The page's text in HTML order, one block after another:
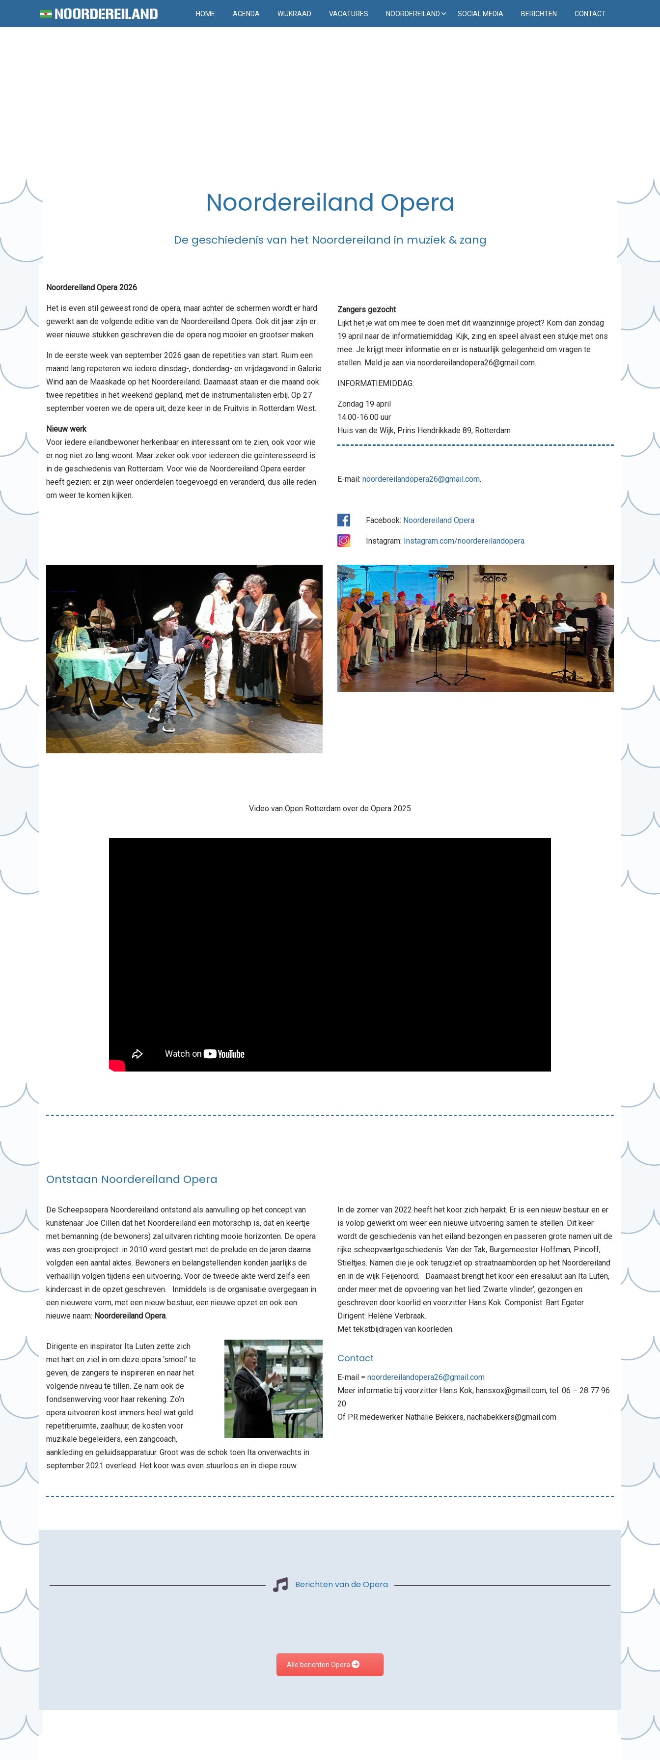
HOME AGENDA WIJKRAAD VACATURES NOORDEREILAND SOCIAL MEDIA BERICHTEN CONTACT
Noordereiland Opera
De geschiedenis van het Noordereiland in muziek & zang
Noordereiland Opera 2026
Het is even stil geweest rond de opera, maar achter de schermen wordt er hard
gewerkt aan de volgende editie van de Noordereiland Opera. Ook dit jaar zijn er
weer nieuwe stukken geschreven die de opera nog mooier en grootser maken.
In de eerste week van september 2026 gaan de repetities van start. Ruim een
maand lang repeteren we iedere dinsdag-, donderdag- en vrijdagavond in Galerie
Wind aan de Maaskade op het Noordereiland. Daarnaast staan er die maand ook
twee repetities in het weekend gepland, met de instrumentalisten erbij. Op 27
september voeren we de opera uit, deze keer in de Fruitvis in Rotterdam West.
Nieuw werk
Voor iedere eilandbewoner herkenbaar en interessant om te zien, ook voor wie
er nog niet zo lang woont. Maar zeker ook voor iedereen die geïnteresseerd is
in de geschiedenis van Rotterdam. Voor wie de Noordereiland Opera eerder
heeft gezien: er zijn weer onderdelen toegevoegd en veranderd, dus alle reden
om weer te komen kijken.
Zangers gezocht
Lijkt het je wat om mee te doen met dit waanzinnige project? Kom dan zondag
19 april naar de informatiemiddag. Kijk, zing en speel alvast een stukje met ons
mee. Je krijgt meer informatie en er is natuurlijk gelegenheid om vragen te
stellen. Meld je aan via noordereilandopera26@gmail.com.
INFORMATIEMIDDAG:
Zondag 19 april
14.00-16.00 uur
Huis van de Wijk, Prins Hendrikkade 89, Rotterdam
E-mail: noordereilandopera26@gmail.com.
Facebook: Noordereiland Opera
Instagram: Instagram.com/noordereilandopera
Video van Open Rotterdam over de Opera 2025
Ontstaan Noordereiland Opera
De Scheepsopera Noordereiland ontstond als aanvulling op het concept van
kunstenaar Joe Cillen dat het Noordereiland een motorschip is, dat en keertje
met bemanning (de bewoners) zal uitvaren richting mooie horizonten. De opera
was een groeiproject: in 2010 werd gestart met de prelude en de jaren daarna
volgden een aantal aktes. Bewoners en belangstellenden konden jaarlijks de
verhaallijn volgen tijdens een uitvoering. Voor de tweede akte werd zelfs een
kindercast in de opzet geschreven. Inmiddels is de organisatie overgegaan in
een nieuwere vorm, met een nieuw bestuur, een nieuwe opzet en ook een
nieuwe naam: Noordereiland Opera.
Dirigente en inspirator Ita Luten zette zich
met hart en ziel in om deze opera ‘smoel’ te
geven, de zangers te inspireren en naar het
volgende niveau te tillen. Ze nam ook de
fondsenwerving voor haar rekening. Zo’n
opera uitvoeren kost immers heel wat geld:
repetitieruimte, zaalhuur, de kosten voor
muzikale begeleiders, een zangcoach,
aankleding en geluidsapparatuur. Groot was de schok toen Ita onverwachts in
september 2021 overleed. Het koor was even stuurloos en in diepe rouw.
In de zomer van 2022 heeft het koor zich herpakt. Er is een nieuw bestuur en er
is volop gewerkt om weer een nieuwe uitvoering samen te stellen. Dit keer
wordt de geschiedenis van het eiland bezongen en passeren grote namen uit de
rijke scheepvaartgeschiedenis: Van der Tak, Burgemeester Hoffman, Pincoff,
Stieltjes. Namen die je ook terugziet op straatnaamborden op het Noordereiland
en in de wijk Feijenoord. Daarnaast brengt het koor een eresaluut aan Ita Luten,
onder meer met de opvoering van het lied ‘Zwarte vlinder’, gezongen en
geschreven door koorlid en voorzitter Hans Kok. Componist: Bart Egeter
Dirigent: Helène Verbraak.
Met tekstbijdragen van koorleden.
Contact
E-mail = noordereilandopera26@gmail.com
Meer informatie bij voorzitter Hans Kok, hansxox@gmail.com, tel. 06 – 28 77 96
20‬
Of PR medewerker Nathalie Bekkers, nachabekkers@gmail.com
Berichten van de Opera
Alle berichten Opera